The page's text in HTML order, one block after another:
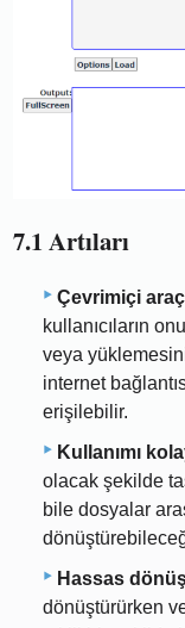
7.1 Artıları
Çevrimiçi
kullanıcıların
veya
internet
erişilebilir.
Kullanımı
olacak şekilde
bile dosyalar
Hassas
dönüştürürken